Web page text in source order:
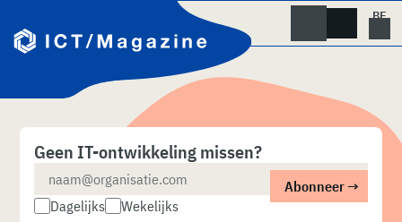
naar
content
Geen IT-ontwikkeling missen?
Dagelijks Wekelijks